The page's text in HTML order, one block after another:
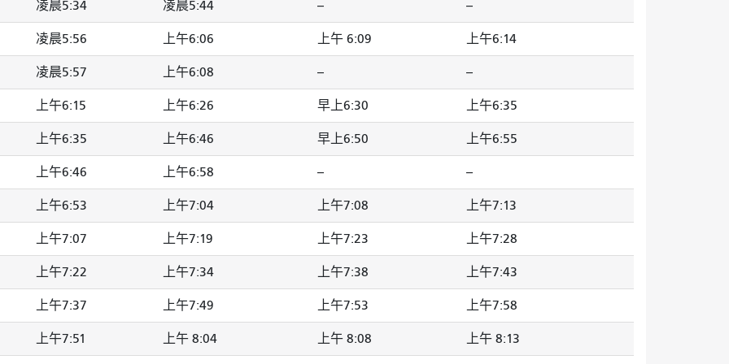
凌晨5:34 凌晨5:44 -- --
凌晨5:56 上午6:06 上午 6:09 上午6:14
凌晨5:57 上午6:08 -- --
上午6:15 上午6:26 早上6:30 上午6:35
上午6:35 上午6:46 早上6:50 上午6:55
上午6:46 上午6:58 -- --
上午6:53 上午7:04 上午7:08 上午7:13
上午7:07 上午7:19 上午7:23 上午7:28
上午7:22 上午7:34 上午7:38 上午7:43
上午7:37 上午7:49 上午7:53 上午7:58
上午7:51 上午 8:04 上午 8:08 上午 8:13